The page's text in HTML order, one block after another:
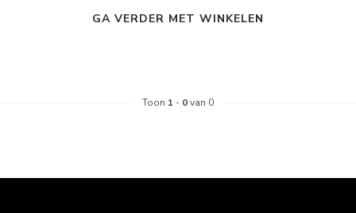
GA VERDER MET WINKELEN
Toon 1 - 0van 0